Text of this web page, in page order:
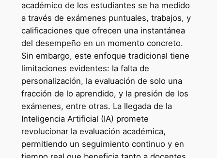
académico de los estudiantes se ha medido
a través de exámenes puntuales, trabajos, y
calificaciones que ofrecen una instantánea
del desempeño en un momento concreto.
Sin embargo, este enfoque tradicional tiene
limitaciones evidentes: la falta de
personalización, la evaluación de solo una
fracción de lo aprendido, y la presión de los
exámenes, entre otras. La llegada de la
Inteligencia Artificial (IA) promete
revolucionar la evaluación académica,
permitiendo un seguimiento continuo y en